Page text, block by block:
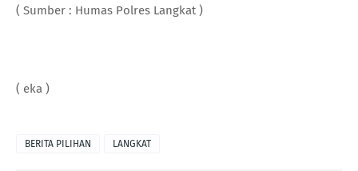
( Sumber : Humas Polres Langkat )
( eka )
BERITA PILIHAN LANGKAT